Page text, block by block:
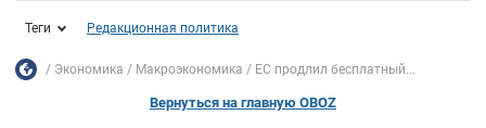
Теги Редакционная политика
Экономика Mакроэкономика ЕС продлил бесплатный...
Вернуться на главную OBOZ